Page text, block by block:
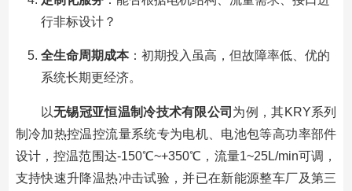
行非标设计？
全生命周期成本：初期投入虽高，但故障率低、优的
系统长期更经济。
以无锡冠亚恒温制冷技术有限公司 为例，其KRY系列
制冷加热控温控流量系统专为电机、电池包等高功率部件
设计，控温范围达-150℃~+350℃，流量1~25L/min可调，
支持快速升降温热冲击试验，并已在新能源整车厂及第三